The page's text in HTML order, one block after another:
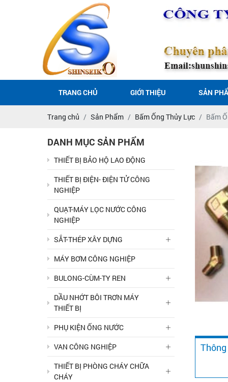
TRANG CHỦ GIỚI THIỆU SẢN
Trang chủ Sản Phẩm Bấm Ống Thủy Lực Bấm
DANH MỤC SẢN PHẨM
THIẾT BỊ BẢO HỘ LAO ĐỘNG
THIẾT BỊ ĐIỆN- ĐIỆN TỬ CÔNG
NGHIỆP
QUẠT-MÁY LỌC NƯỚC CÔNG
NGHIỆP
SẮT-THÉP XÂY DỰNG
MÁY BƠM CÔNG NGHIỆP
BULONG-CÙM-TY REN
DẦU NHỚT BÔI TRƠN MÁY
THIẾT BỊ
PHỤ KIỆN ỐNG NƯỚC
VAN CÔNG NGHIỆP
THIẾT BỊ PHÒNG CHÁY CHỮA
CHÁY